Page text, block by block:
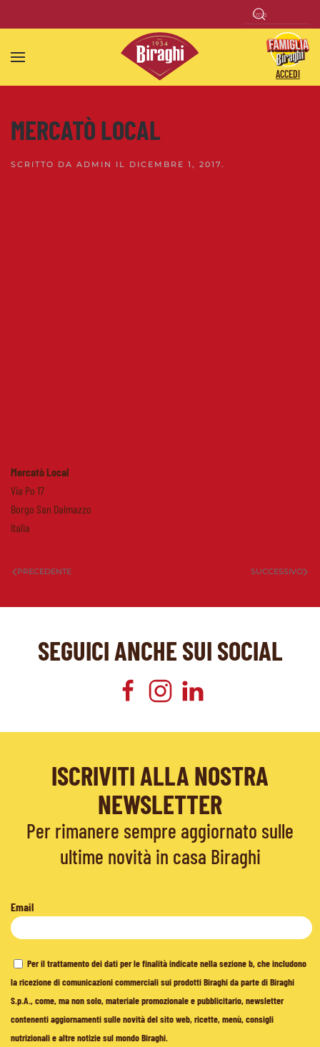
Skip to main content
ACCEDI
MERCATÒ LOCAL
SCRITTO DA ADMIN IL DICEMBRE 1, 2017.
Mercatò Local
Via Po 17
Borgo San Dalmazzo
Italia
PRECEDENTE SUCCESSIVO
SEGUICI ANCHE SUI SOCIAL
ISCRIVITI ALLA NOSTRA
NEWSLETTER
Per rimanere sempre aggiornato sulle
ultime novità in casa Biraghi
Email
Per il trattamento dei dati per le finalità indicate nella sezione b, che includono
la ricezione di comunicazioni commerciali sui prodotti Biraghi da parte di Biraghi
S.p.A., come, ma non solo, materiale promozionale e pubblicitario, newsletter
contenenti aggiornamenti sulle novità del sito web, ricette, menù, consigli
nutrizionali e altre notizie sul mondo Biraghi.